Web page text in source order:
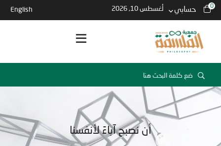
0 حسابي أغسطس 10, 2026 English
أن نصبح آباءً لأنفسنا